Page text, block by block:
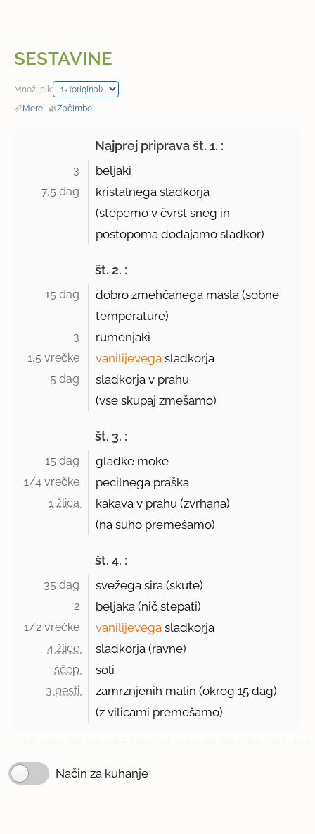
SESTAVINE
Množilnik:
📏Mere · 🌿Začimbe
Najprej priprava št. 1. :
3 beljaki
7,5 dag
kristalnega sladkorja
(stepemo v čvrst sneg in
postopoma dodajamo sladkor)
št. 2. :
15 dag
dobro zmehčanega masla (sobne
temperature)
3 rumenjaki
1,5 vrečke vanilijevega sladkorja
5 dag
sladkorja v prahu
(vse skupaj zmešamo)
št. 3. :
15 dag gladke moke
1/4 vrečke pecilnega praška
1 žlica
kakava v prahu (zvrhana)
(na suho premešamo)
št. 4. :
35 dag svežega sira (skute)
2 beljaka (nič stepati)
1/2 vrečke vanilijevega sladkorja
4 žlice sladkorja (ravne)
ščep soli
3 pesti zamrznjenih malin (okrog15 dag)
(z vilicami premešamo)
Način za kuhanje